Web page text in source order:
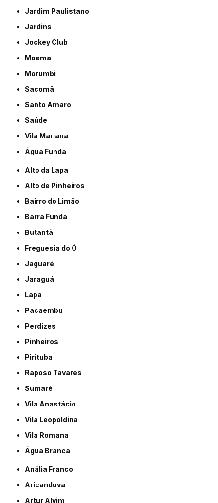
Jardim Paulistano
Jardins
Jockey Club
Moema
Morumbi
Sacomã
Santo Amaro
Saúde
Vila Mariana
Água Funda
Alto da Lapa
Alto de Pinheiros
Bairro do Limão
Barra Funda
Butantã
Freguesia do Ó
Jaguaré
Jaraguá
Lapa
Pacaembu
Perdizes
Pinheiros
Pirituba
Raposo Tavares
Sumaré
Vila Anastácio
Vila Leopoldina
Vila Romana
Água Branca
Anália Franco
Aricanduva
Artur Alvim